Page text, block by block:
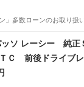
」多数ローンのお取り
ローン
ッソ レーシー 純
Ｃ 前後ドライブレ